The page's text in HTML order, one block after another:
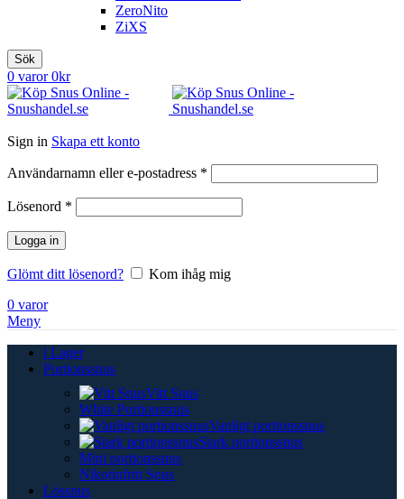
ZeroNito
ZiXS
Sök
0 varor 0kr
Sign in Skapa ett konto
Användarnamn eller e-postadress *
Lösenord *
Logga in
Glömt ditt lösenord?
Kom ihåg mig
0 varor
Meny
i Lager
Portionssnus
Vitt Snus
White Portionssnus
Vanligt portionssnus
Stark portionssnus
Mini portionssnus
Nikotinfritt Snus
Lössnus